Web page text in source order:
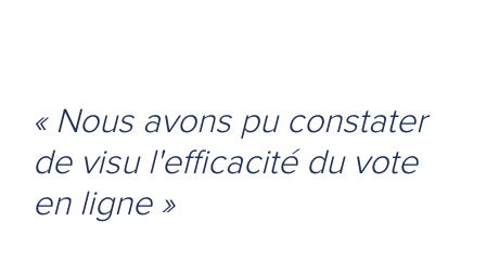
« Nous avons pu constater
de visu l'efficacité du vote
en ligne »